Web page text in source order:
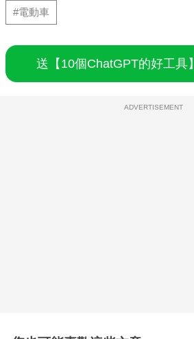
#電動車
送【10個ChatGPT的好工具
ADVERTISEMENT